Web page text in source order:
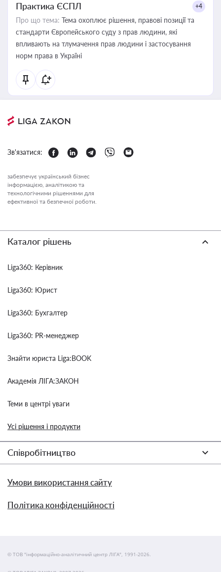
Практика ЄСПЛ +4
Про що тема: Тема охоплює рішення, правові позиції та
стандарти Європейського суду з прав людини, які
впливають на тлумачення прав людини і застосування
норм права в Україні
Зв'язатися:
забезпечує український бізнес
інформацією, аналітикою та
технологічними рішеннями для
ефективної та безпечної роботи.
Каталог рішень
Liga360: Керівник
Liga360: Юрист
Liga360: Бухгалтер
Liga360: PR-менеджер
Знайти юриста Liga:BOOK
Академія ЛІГА:ЗАКОН
Теми в центрі уваги
Усі рішення і продукти
Співробітництво
Умови використання сайту
Політика конфіденційності
© ТОВ "інформаційно-аналітичний центр ЛІГА", 1991-2026.